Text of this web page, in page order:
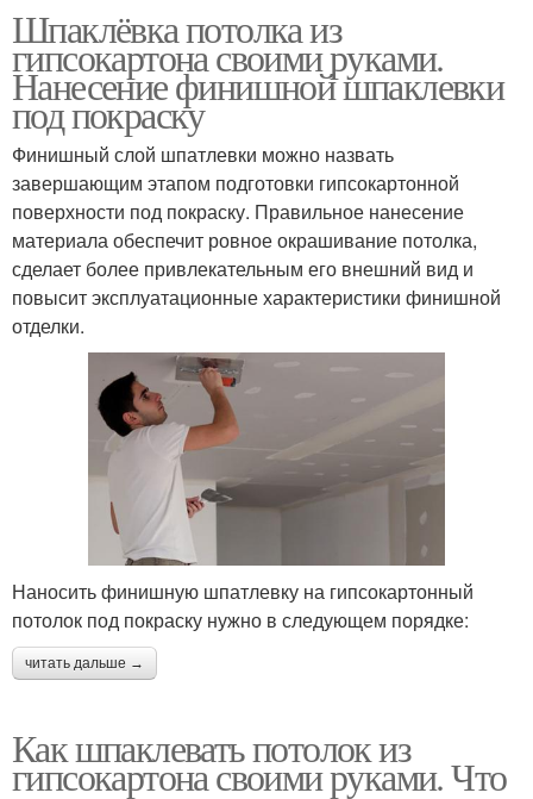
Шпаклёвка потолка из
гипсокартона своими руками.
Нанесение финишной шпаклевки
под покраску
Финишный слой шпатлевки можно назвать
завершающим этапом подготовки гипсокартонной
поверхности под покраску. Правильное нанесение
материала обеспечит ровное окрашивание потолка,
сделает более привлекательным его внешний вид и
повысит эксплуатационные характеристики финишной
отделки.
Наносить финишную шпатлевку на гипсокартонный
потолок под покраску нужно в следующем порядке:
читать дальше →
Как шпаклевать потолок из
гипсокартона своими руками. Что